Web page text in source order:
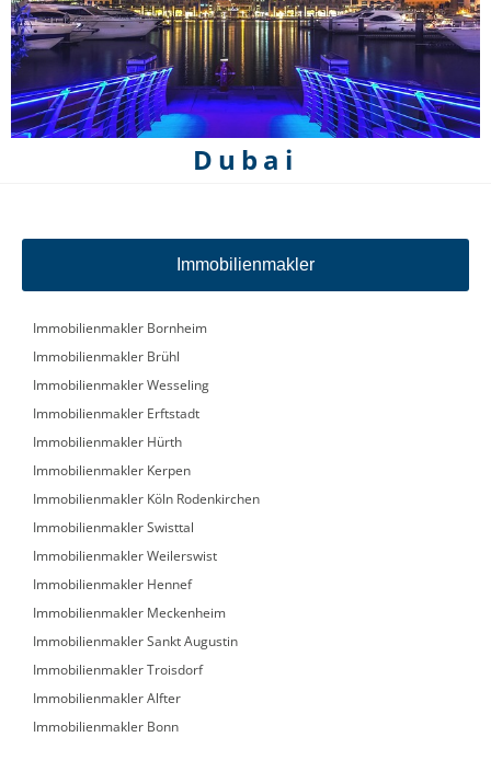
Dubai
Immobilienmakler
Immobilienmakler Bornheim
Immobilienmakler Brühl
Immobilienmakler Wesseling
Immobilienmakler Erftstadt
Immobilienmakler Hürth
Immobilienmakler Kerpen
Immobilienmakler Köln Rodenkirchen
Immobilienmakler Swisttal
Immobilienmakler Weilerswist
Immobilienmakler Hennef
Immobilienmakler Meckenheim
Immobilienmakler Sankt Augustin
Immobilienmakler Troisdorf
Immobilienmakler Alfter
Immobilienmakler Bonn